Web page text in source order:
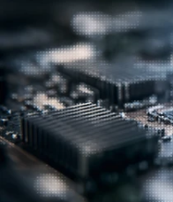
Pengiraan elastik dan
kami.